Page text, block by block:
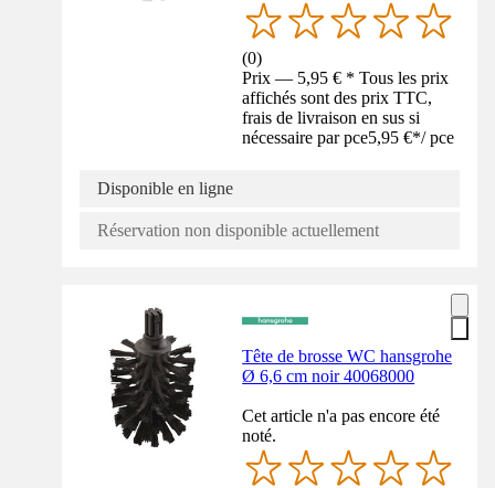
(0)
Prix — 5,95 € * Tous les prix
affichés sont des prix TTC,
frais de livraison en sus si
nécessaire par pce5,95 €*/ pce
Disponible en ligne
Réservation non disponible actuellement
Tête de brosse WC hansgrohe
Ø 6,6 cm noir 40068000
Cet article n'a pas encore été
noté.